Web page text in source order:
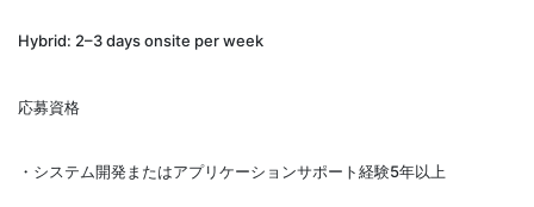
Hybrid: 2–3 days onsite per week
応募資格
・システム開発またはアプリケーションサポート経験5年以上